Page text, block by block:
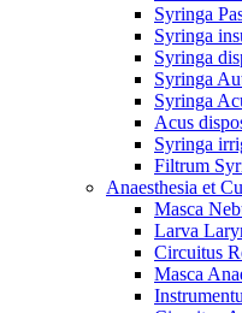
Syringa
Syringa
Syringa
Syringa
Syringa
Acus
Syringa
Filtrum
Anaesthesia et
Masca
Larva
Circuitus
Masca